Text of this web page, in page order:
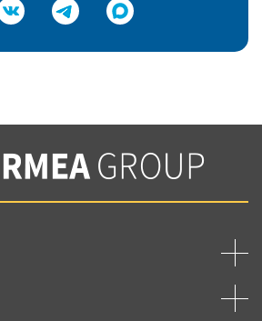
mail
с нашей политикой